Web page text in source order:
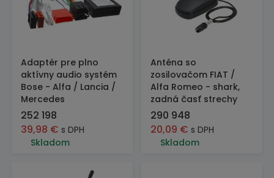
Adaptér pre plno
aktívny audio systém
Bose - Alfa / Lancia /
Mercedes
252 198
39,98 € s DPH
Skladom
Anténa so
zosilovačom FIAT /
Alfa Romeo - shark,
zadná časť strechy
290 948
20,09 € s DPH
Skladom